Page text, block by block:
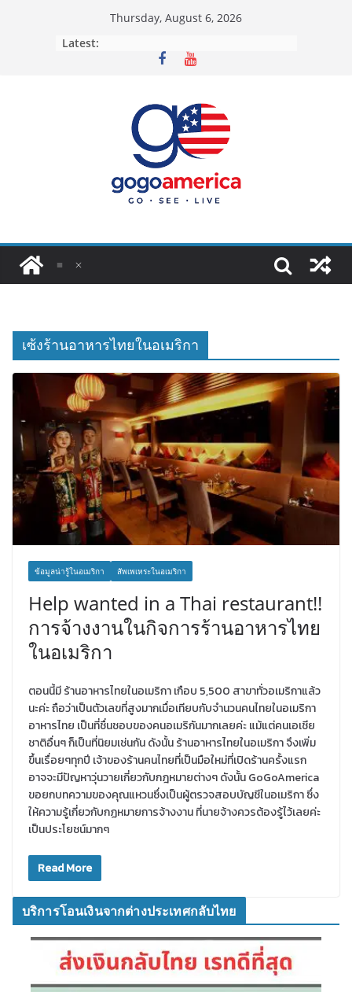
Thursday, August 6, 2026
Latest:
เซ้งร้านอาหารไทยในอเมริกา
ข้อมูลน่ารู้ในอเมริกา สัพเพเหระในอเมริกา
Help wanted in a Thai restaurant!!
การจ้างงานในกิจการร้านอาหารไทย
ในอเมริกา
ตอนนี้มี ร้านอาหารไทยในอเมริกา เกือบ 5,500 สาขาทั่วอเมริกาแล้ว
นะค่ะ ถือว่าเป็นตัวเลขที่สูงมากเมื่อเทียบกับจำนวนคนไทยในอเมริกา
อาหารไทย เป็นที่ชื่นชอบของคนอเมริกันมากเลยค่ะ แม้แต่คนเอเชีย
ชาติอื่นๆ ก็เป็นที่นิยมเช่นกัน ดังนั้น ร้านอาหารไทยในอเมริกา จึงเพิ่ม
ขึ้นเรื่อยๆทุกปี เจ้าของร้านคนไทยที่เป็นมือใหม่ที่เปิดร้านครั้งแรก
อาจจะมีปัญหาวุ่นวายเกี่ยวกับกฎหมายต่างๆ ดังนั้น GoGoAmerica
ขอยกบทความของคุณแหวนซึ่งเป็นผู้ตรวจสอบบัญชีในอเมริกา ซึ่ง
ให้ความรู้เกี่ยวกับกฏหมายการจ้างงาน ที่นายจ้างควรต้องรู้ไว้เลยค่ะ
เป็นประโยชน์มากๆ
Read More
บริการโอนเงินจากต่างประเทศกลับไทย